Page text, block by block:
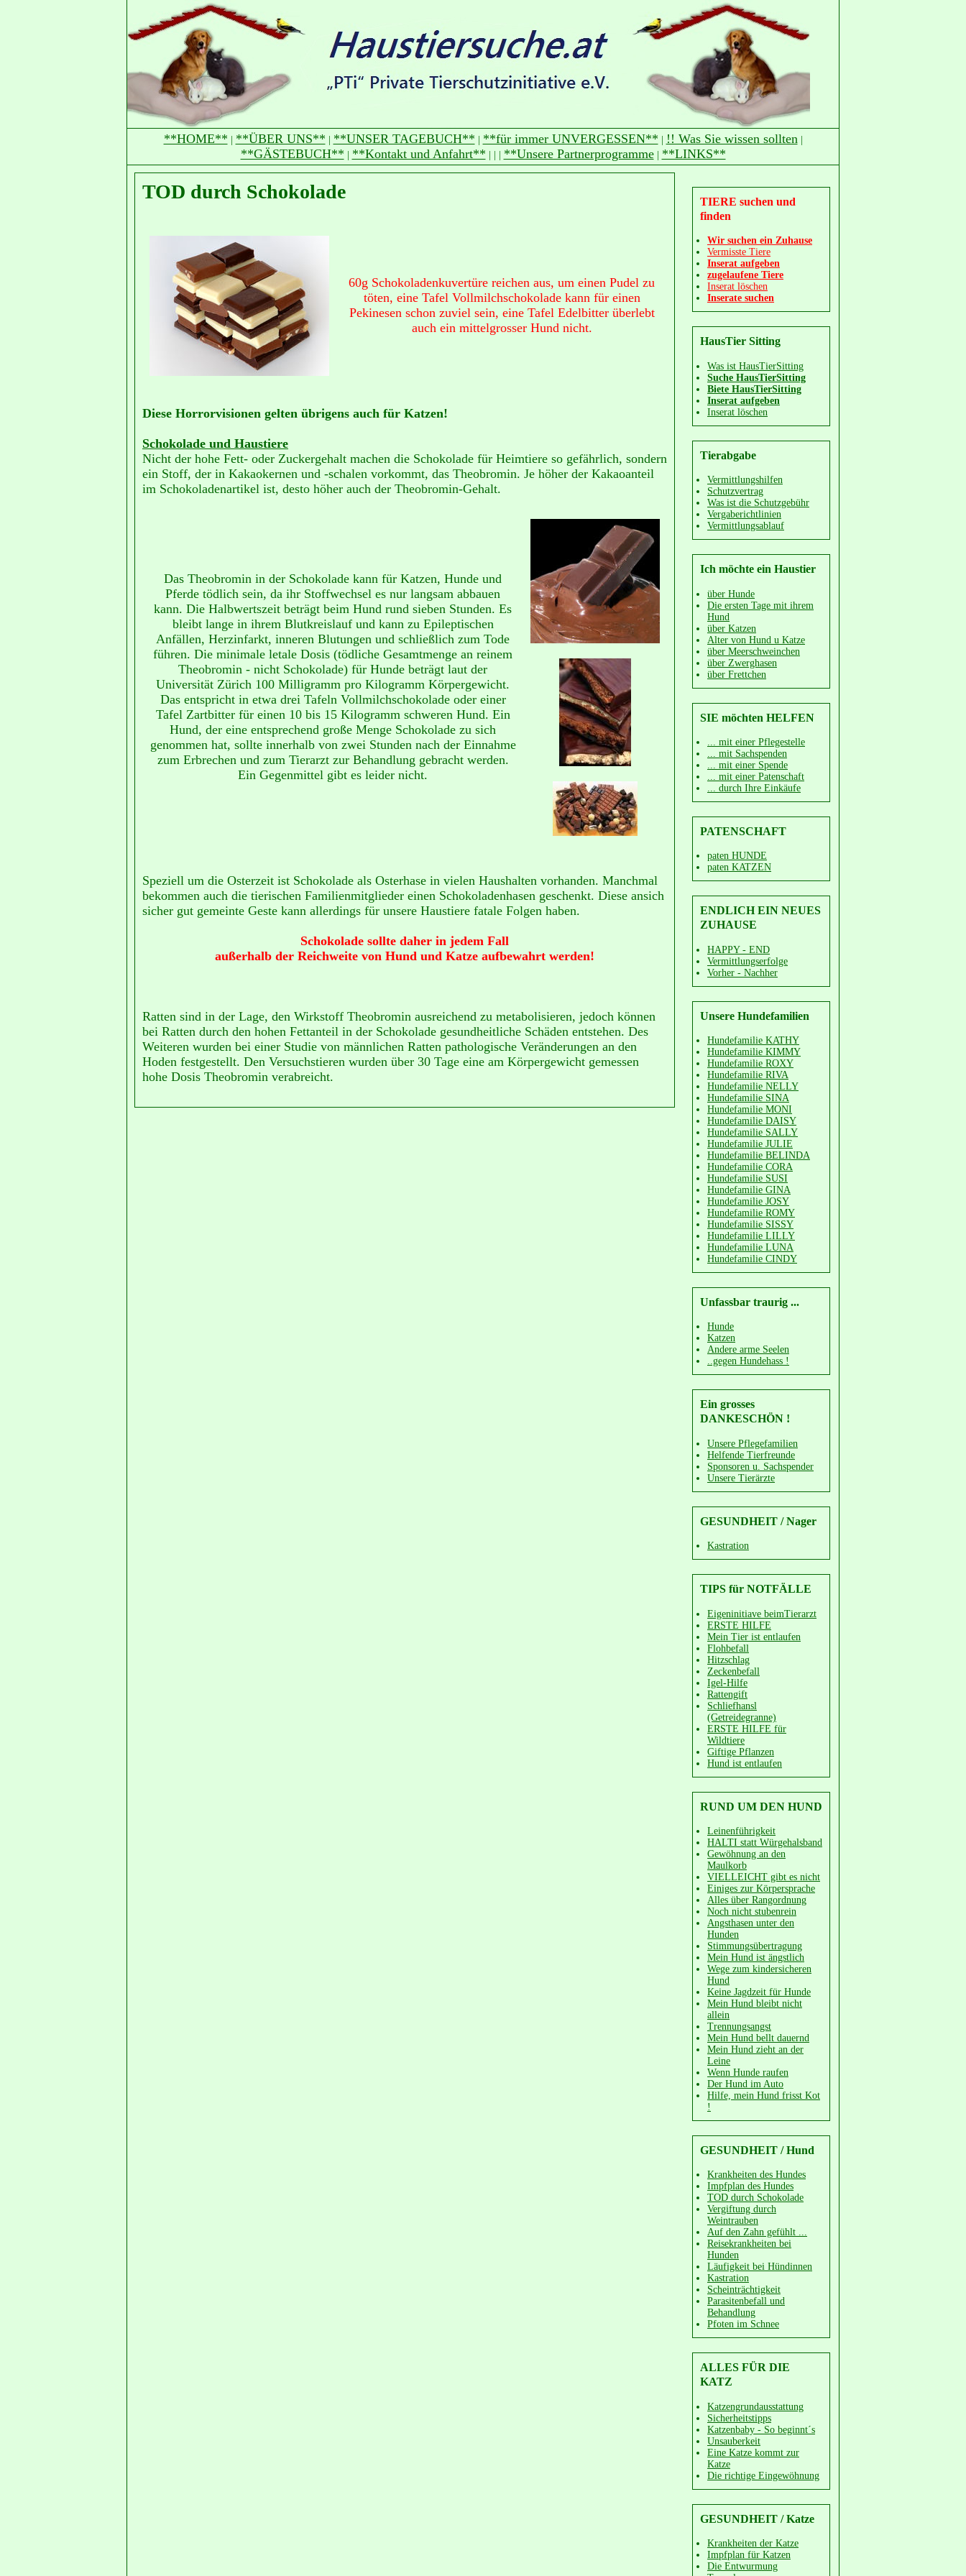
**HOME** **ÜBER UNS** **UNSER TAGEBUCH** **für immer UNVERGESSEN** !! Was Sie wissen sollten|
**GÄSTEBUCH** **Kontakt und Anfahrt** **Unsere Partnerprogramme| **LINKS**
TOD durch Schokolade
60g Schokoladenkuvertüre reichen aus, um einen Pudel zu
töten, eine Tafel Vollmilchschokolade kann für einen
Pekinesen schon zuviel sein, eine Tafel Edelbitter überlebt
auch ein mittelgrosser Hund nicht.
Diese Horrorvisionen gelten übrigens auch für Katzen!
Schokolade und Haustiere
Nicht der hohe Fett- oder Zuckergehalt machen die Schokolade für Heimtiere so gefährlich, sondern
ein Stoff, der in Kakaokernen und -schalen vorkommt, das Theobromin. Je höher der Kakaoanteil
im Schokoladenartikel ist, desto höher auch der Theobromin-Gehalt.
Das Theobromin in der Schokolade kann für Katzen, Hunde und
Pferde tödlich sein, da ihr Stoffwechsel es nur langsam abbauen
kann. Die Halbwertszeit beträgt beim Hund rund sieben Stunden. Es
bleibt lange in ihrem Blutkreislauf und kann zu Epileptischen
Anfällen, Herzinfarkt, inneren Blutungen und schließlich zum Tode
führen. Die minimale letale Dosis (tödliche Gesamtmenge an reinem
Theobromin - nicht Schokolade) für Hunde beträgt laut der
Universität Zürich 100 Milligramm pro Kilogramm Körpergewicht.
Das entspricht in etwa drei Tafeln Vollmilchschokolade oder einer
Tafel Zartbitter für einen 10 bis 15 Kilogramm schweren Hund. Ein
Hund, der eine entsprechend große Menge Schokolade zu sich
genommen hat, sollte innerhalb von zwei Stunden nach der Einnahme
zum Erbrechen und zum Tierarzt zur Behandlung gebracht werden.
Ein Gegenmittel gibt es leider nicht.
Speziell um die Osterzeit ist Schokolade als Osterhase in vielen Haushalten vorhanden. Manchmal
bekommen auch die tierischen Familienmitglieder einen Schokoladenhasen geschenkt. Diese ansich
sicher gut gemeinte Geste kann allerdings für unsere Haustiere fatale Folgen haben.
Schokolade sollte daher in jedem Fall
außerhalb der Reichweite von Hund und Katze aufbewahrt werden!
Ratten sind in der Lage, den Wirkstoff Theobromin ausreichend zu metabolisieren, jedoch können
bei Ratten durch den hohen Fettanteil in der Schokolade gesundheitliche Schäden entstehen. Des
Weiteren wurden bei einer Studie von männlichen Ratten pathologische Veränderungen an den
Hoden festgestellt. Den Versuchstieren wurden über 30 Tage eine am Körpergewicht gemessen
hohe Dosis Theobromin verabreicht.
TIERE suchen und
finden
Wir suchen ein Zuhause
Vermisste Tiere
Inserat aufgeben
zugelaufene Tiere
Inserat löschen
Inserate suchen
HausTier Sitting
Was ist HausTierSitting
Suche HausTierSitting
Biete HausTierSitting
Inserat aufgeben
Inserat löschen
Tierabgabe
Vermittlungshilfen
Schutzvertrag
Was ist die Schutzgebühr
Vergaberichtlinien
Vermittlungsablauf
Ich möchte ein Haustier
über Hunde
Die ersten Tage mit ihrem
Hund
über Katzen
Alter von Hund u Katze
über Meerschweinchen
über Zwerghasen
über Frettchen
SIE möchten HELFEN
... mit einer Pflegestelle
... mit Sachspenden
... mit einer Spende
... mit einer Patenschaft
... durch Ihre Einkäufe
PATENSCHAFT
paten HUNDE
paten KATZEN
ENDLICH EIN NEUES
ZUHAUSE
HAPPY - END
Vermittlungserfolge
Vorher - Nachher
Unsere Hundefamilien
Hundefamilie KATHY
Hundefamilie KIMMY
Hundefamilie ROXY
Hundefamilie RIVA
Hundefamilie NELLY
Hundefamilie SINA
Hundefamilie MONI
Hundefamilie DAISY
Hundefamilie SALLY
Hundefamilie JULIE
Hundefamilie BELINDA
Hundefamilie CORA
Hundefamilie SUSI
Hundefamilie GINA
Hundefamilie JOSY
Hundefamilie ROMY
Hundefamilie SISSY
Hundefamilie LILLY
Hundefamilie LUNA
Hundefamilie CINDY
Unfassbar traurig ...
Hunde
Katzen
Andere arme Seelen
..gegen Hundehass !
Ein grosses
DANKESCHÖN !
Unsere Pflegefamilien
Helfende Tierfreunde
Sponsoren u. Sachspender
Unsere Tierärzte
GESUNDHEIT / Nager
Kastration
TIPS für NOTFÄLLE
Eigeninitiave beimTierarzt
ERSTE HILFE
Mein Tier ist entlaufen
Flohbefall
Hitzschlag
Zeckenbefall
Igel-Hilfe
Rattengift
Schliefhansl
(Getreidegranne)
ERSTE HILFE für
Wildtiere
Giftige Pflanzen
Hund ist entlaufen
RUND UM DEN HUND
Leinenführigkeit
HALTI statt Würgehalsband
Gewöhnung an den
Maulkorb
VIELLEICHT gibt es nicht
Einiges zur Körpersprache
Alles über Rangordnung
Noch nicht stubenrein
Angsthasen unter den
Hunden
Stimmungsübertragung
Mein Hund ist ängstlich
Wege zum kindersicheren
Hund
Keine Jagdzeit für Hunde
Mein Hund bleibt nicht
allein
Trennungsangst
Mein Hund bellt dauernd
Mein Hund zieht an der
Leine
Wenn Hunde raufen
Der Hund im Auto
Hilfe, mein Hund frisst Kot
!
GESUNDHEIT / Hund
Krankheiten des Hundes
Impfplan des Hundes
TOD durch Schokolade
Vergiftung durch
Weintrauben
Auf den Zahn gefühlt ...
Reisekrankheiten bei
Hunden
Läufigkeit bei Hündinnen
Kastration
Scheinträchtigkeit
Parasitenbefall und
Behandlung
Pfoten im Schnee
ALLES FÜR DIE
KATZ
Katzengrundausstattung
Sicherheitstipps
Katzenbaby - So beginnt´s
Unsauberkeit
Eine Katze kommt zur
Katze
Die richtige Eingewöhnung
GESUNDHEIT / Katze
Krankheiten der Katze
Impfplan für Katzen
Die Entwurmung